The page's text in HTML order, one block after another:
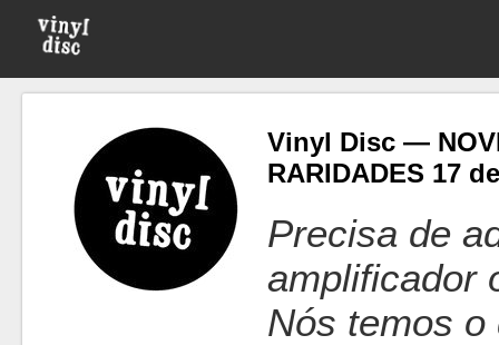
Vinyl Disc —
RARIDADES 17
Precisa de
amplificador
Nós temos o